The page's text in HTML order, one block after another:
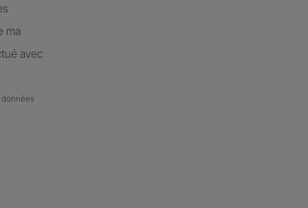
ma
avec